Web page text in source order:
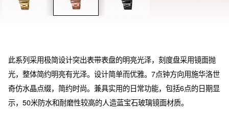
此系列采用极简设计突出表带表盘的明亮光泽，刻度盘采用镜面抛
光，整体简约明亮有光泽。设计简单而优雅。7点钟方向用施华洛世
奇仿水晶点缀，简约时尚。兼具实用的日常功能，包括6点的日期显
示，50米防水和耐磨性较高的人造蓝宝石玻璃镜面材质。